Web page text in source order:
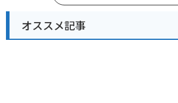
オススメ記事